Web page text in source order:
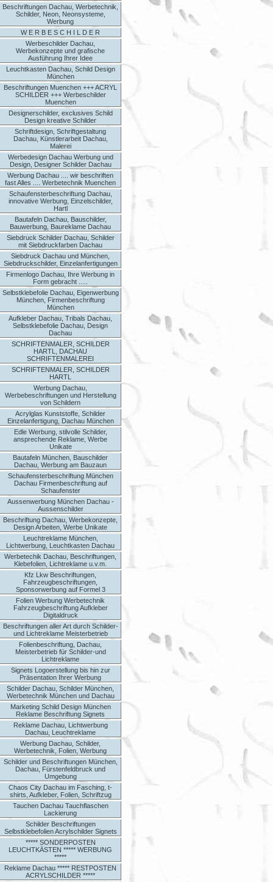
Beschriftungen Dachau, Werbetechnik,
Schilder, Neon, Neonsysteme,
Werbung
W E R B E S C H I L D E R
Werbeschilder Dachau,
Werbekonzepte und grafische
Ausführung Ihrer Idee
Leuchtkasten Dachau, Schild Design
München
Beschriftungen Muenchen +++ ACRYL
SCHILDER +++ Werbeschilder
Muenchen
Designerschilder, exclusives Schild
Design kreative Schilder
Schriftdesign, Schriftgestaltung
Dachau, Künstlerarbeit Dachau,
Malerei
Werbedesign Dachau Werbung und
Design, Designer Schilder Dachau
Werbung Dachau .... wir beschriften
fast Alles .... Werbetechnik Muenchen
Schaufensterbeschriftung Dachau,
innovative Werbung, Einzelschilder,
Hartl
Bautafeln Dachau, Bauschilder,
Bauwerbung, Baureklame Dachau
Siebdruck Schilder Dachau, Schilder
mit Siebdruckfarben Dachau
Siebdruck Dachau und München,
Siebdruckschilder, Einzelanfertigungen
Firmenlogo Dachau, Ihre Werbung in
Form gebracht .....
Selbstklebefolie Dachau, Eigenwerbung
München, Firmenbeschriftung
München
Aufkleber Dachau, Tribals Dachau,
Selbstklebefolie Dachau, Design
Dachau
SCHRIFTENMALER, SCHILDER
HARTL, DACHAU
SCHRIFTENMALEREI
SCHRIFTENMALER, SCHILDER
HARTL
Werbung Dachau,
Werbebeschriftungen und Herstellung
von Schildern
Acrylglas Kunststoffe, Schilder
Einzelanfertigung, Dachau München
Edle Werbung, stilvolle Schilder,
ansprechende Reklame, Werbe
Unikate
Bautafeln München, Bauschilder
Dachau, Werbung am Bauzaun
Schaufensterbeschriftung München
Dachau Firmenbeschriftung auf
Schaufenster
Aussenwerbung München Dachau -
Aussenschilder
Beschriftung Dachau, Werbekonzepte,
Design Arbeiten, Werbe Unikate
Leuchtreklame München,
Lichtwerbung, Leuchtkasten Dachau
Werbetechik Dachau, Beschriftungen,
Klebefolien, Lichtreklame u.v.m.
Kfz Lkw Beschriftungen,
Fahrzeugbeschriftungen,
Sponsorwerbung auf Formel 3
Folien Werbung Werbetechnik
Fahrzeugbeschriftung Aufkleber
Digitaldruck
Beschriftungen aller Art durch Schilder-
und Lichtreklame Meisterbetrieb
Folienbeschriftung, Dachau,
Meisterbetrieb für Schilder-und
Lichtreklame
Signets Logoerstellung bis hin zur
Präsentation Ihrer Werbung
Schilder Dachau, Schilder München,
Werbetechnik München und Dachau
Marketing Schild Design München
Reklame Beschriftung Signets
Reklame Dachau, Lichtwerbung
Dachau, Leuchtreklame
Werbung Dachau, Schilder,
Werbetechnik, Folien, Werbung
Schilder und Beschriftungen München,
Dachau, Fürstenfeldbruck und
Umgebung
Chaos City Dachau im Fasching, t-
shirts, Aufkleber, Folien, Schriftzug
Tauchen Dachau Tauchflaschen
Lackierung
Schilder Beschriftungen
Selbstklebefolien Acrylschilder Signets
***** SONDERPOSTEN
LEUCHTKÄSTEN ***** WERBUNG
*****
Reklame Dachau ***** RESTPOSTEN
ACRYLSCHILDER *****